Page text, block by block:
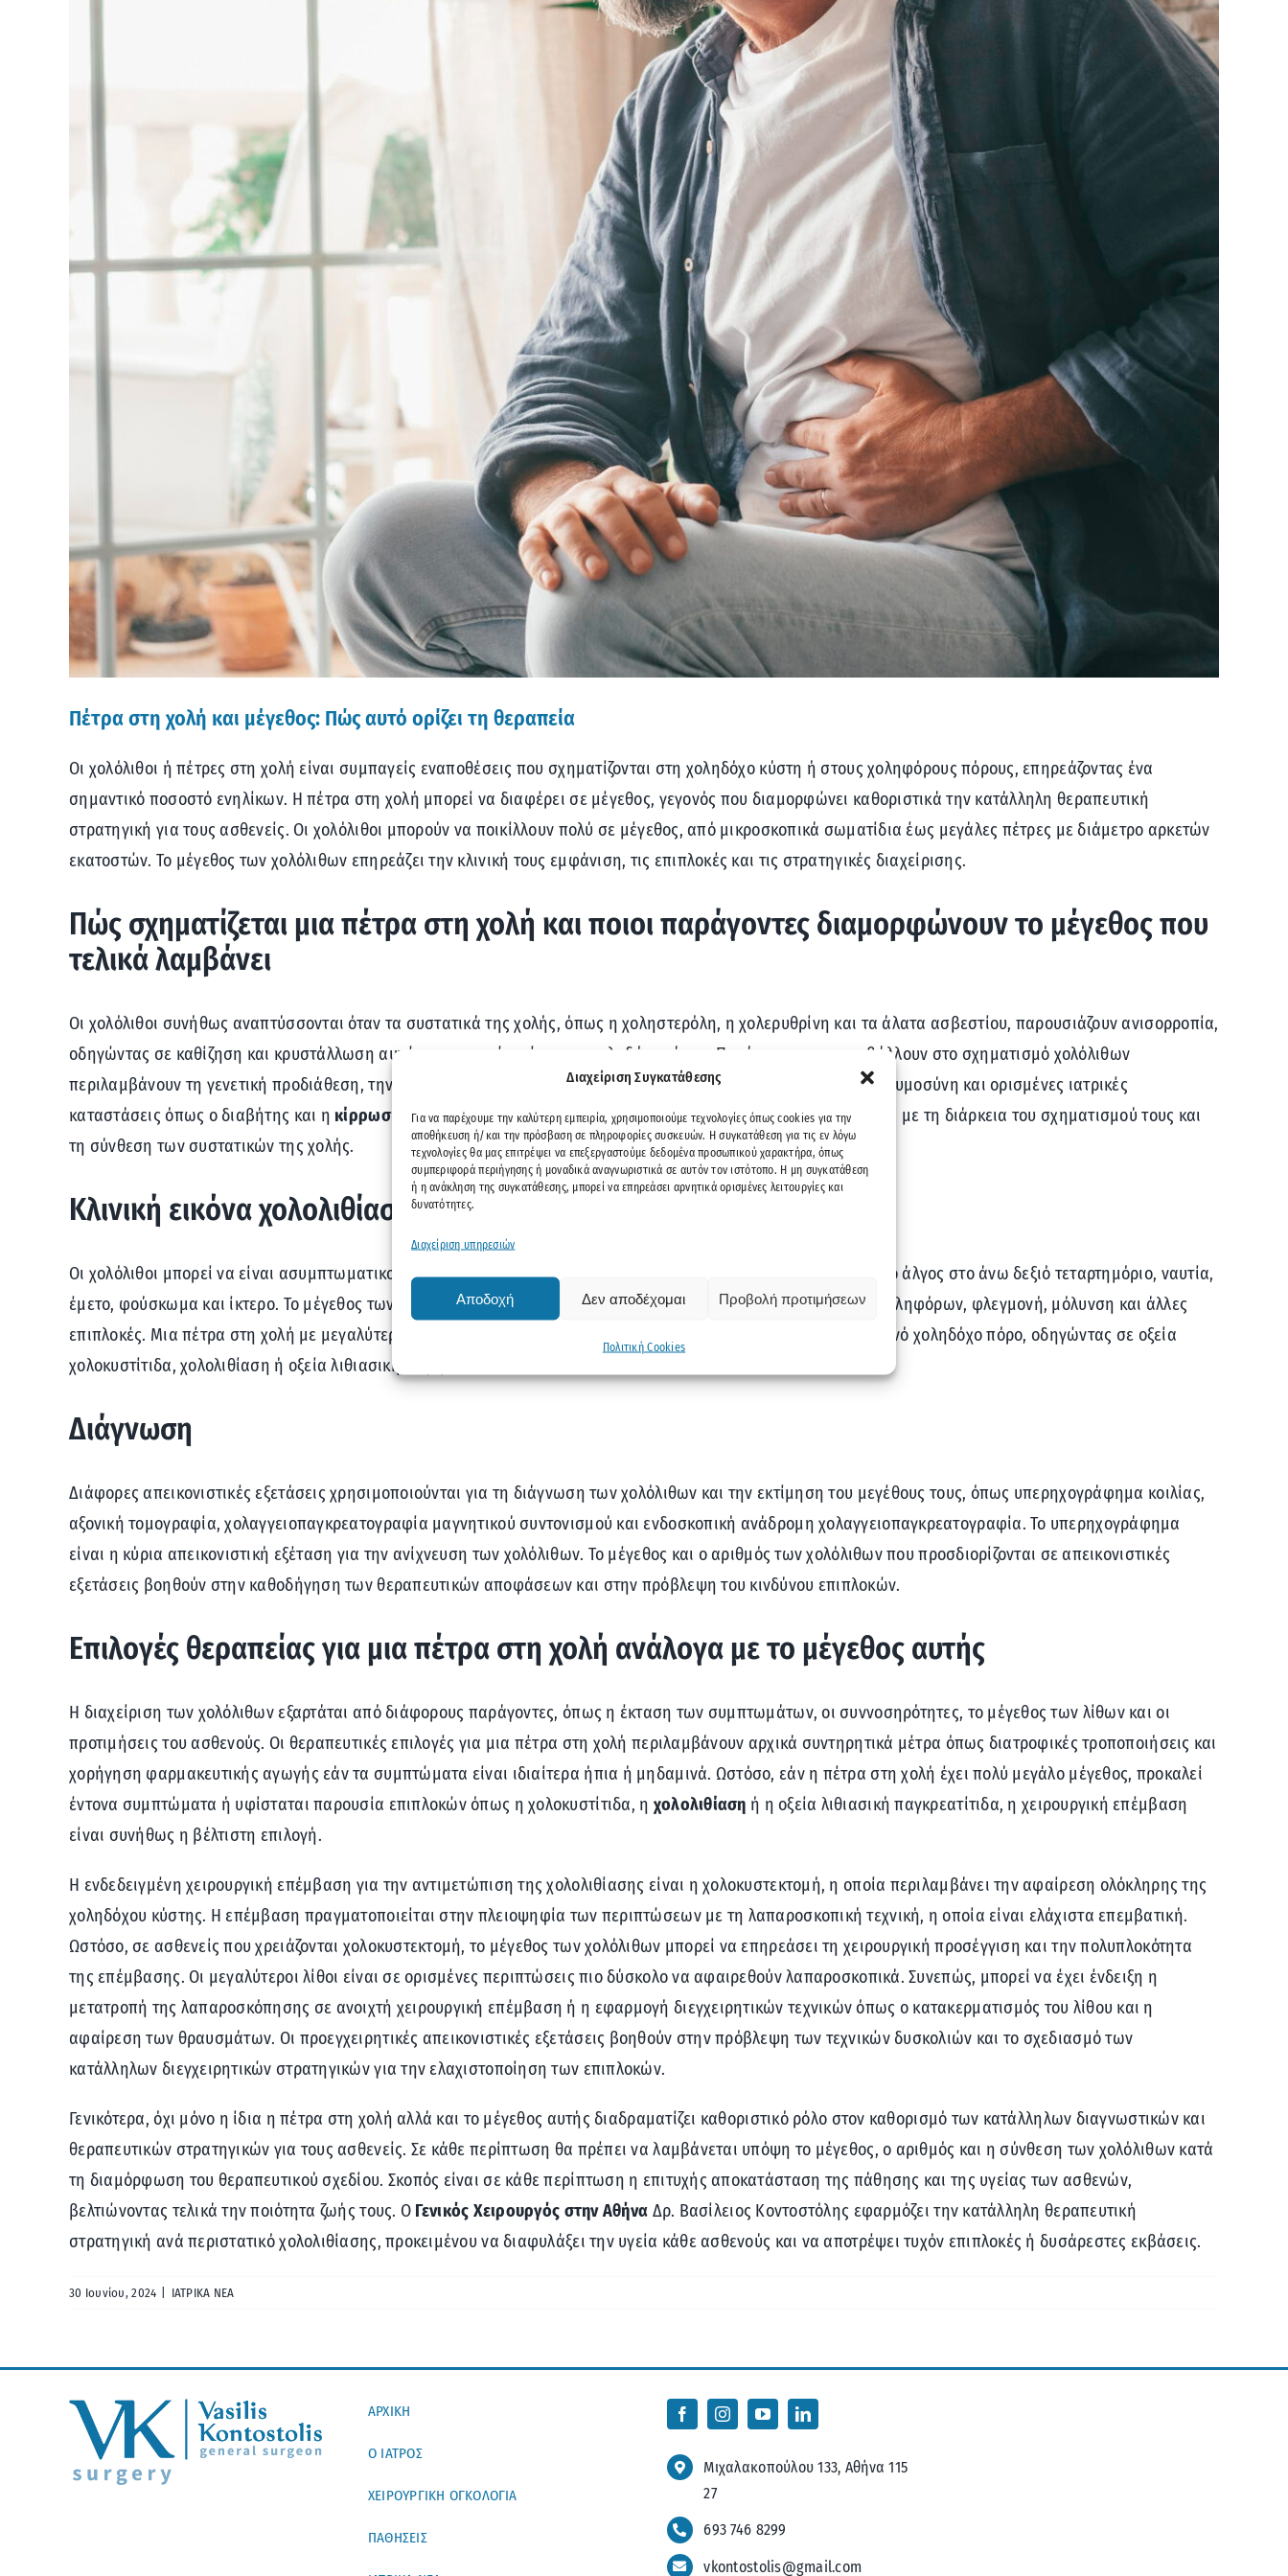
Διαχείριση Συγκατάθεσης
Για να παρέχουμε την καλύτερη εμπειρία, χρησιμοποιούμε τεχνολογίες όπως cookies για την
αποθήκευση ή/και την πρόσβαση σε πληροφορίες συσκευών. Η συγκατάθεση για τις εν λόγω
τεχνολογίες θα μας επιτρέψει να επεξεργαστούμε δεδομένα προσωπικού χαρακτήρα, όπως
συμπεριφορά περιήγησης ή μοναδικά αναγνωριστικά σε αυτόν τον ιστότοπο. Η μη συγκατάθεση
ή η ανάκληση της συγκατάθεσης, μπορεί να επηρεάσει αρνητικά ορισμένες λειτουργίες και
δυνατότητες.
Διαχείριση υπηρεσιών
Αποδοχή Δεν αποδέχομαι Προβολή προτιμήσεων
Πολιτική Cookies
Πέτρα στη χολή και μέγεθος: Πώς αυτό ορίζει τη θεραπεία
Οι χολόλιθοι ή πέτρες στη χολή είναι συμπαγείς εναποθέσεις που σχηματίζονται στη χοληδόχο κύστη ή στους χοληφόρους πόρους, επηρεάζοντας ένα
σημαντικό ποσοστό ενηλίκων. Η πέτρα στη χολή μπορεί να διαφέρει σε μέγεθος, γεγονός που διαμορφώνει καθοριστικά την κατάλληλη θεραπευτική
στρατηγική για τους ασθενείς. Οι χολόλιθοι μπορούν να ποικίλλουν πολύ σε μέγεθος, από μικροσκοπικά σωματίδια έως μεγάλες πέτρες με διάμετρο αρκετών
εκατοστών. Το μέγεθος των χολόλιθων επηρεάζει την κλινική τους εμφάνιση, τις επιπλοκές και τις στρατηγικές διαχείρισης.
Πώς σχηματίζεται μια πέτρα στη χολή και ποιοι παράγοντες διαμορφώνουν το μέγεθος που
τελικά λαμβάνει
Οι χολόλιθοι συνήθως αναπτύσσονται όταν τα συστατικά της χολής, όπως η χοληστερόλη, η χολερυθρίνη και τα άλατα ασβεστίου, παρουσιάζουν ανισορροπία,
οδηγώντας σε καθίζηση και κρυστάλλωση αυτών των ουσιών μέσα στη χοληδόχο κύστη. Παράγοντες που συμβάλλουν στο σχηματισμό χολόλιθων
περιλαμβάνουν τη γενετική προδιάθεση, την παχυσαρκία, την ταχεία απώλεια βάρους, το γυναικείο φύλο, την εγκυμοσύνη και ορισμένες ιατρικές
καταστάσεις όπως ο διαβήτης και ηκίρρωση
του ήπατος. Το μέγεθος των χολόλιθων μπορεί να ποικίλλει ανάλογα με τη διάρκεια του σχηματισμού τους και
τη σύνθεση των συστατικών της χολής.
Κλινική εικόνα χολολιθίασης
Οι χολόλιθοι μπορεί να είναι ασυμπτωματικοί ή να εκδηλωθούν με ένα ευρύ φάσμα συμπτωμάτων, όπως κοιλιακό άλγος στο άνω δεξιό τεταρτημόριο, ναυτία,
έμετο, φούσκωμα και ίκτερο. Το μέγεθος των χολόλιθων επηρεάζει την τάση τους να προκαλούν απόφραξη των χοληφόρων, φλεγμονή, μόλυνση και άλλες
επιπλοκές. Μια πέτρα στη χολή με μεγαλύτερο μέγεθος είναι πιο πιθανό να αποφράξει τον κυστικό πόρο ή τον κοινό χοληδόχο πόρο, οδηγώντας σε οξεία
χολοκυστίτιδα, χολολιθίαση ή οξεία λιθιασική παγκρεατίτιδα.
Διάγνωση
Διάφορες απεικονιστικές εξετάσεις χρησιμοποιούνται για τη διάγνωση των χολόλιθων και την εκτίμηση του μεγέθους τους, όπως υπερηχογράφημα κοιλίας,
αξονική τομογραφία, χολαγγειοπαγκρεατογραφία μαγνητικού συντονισμού και ενδοσκοπική ανάδρομη χολαγγειοπαγκρεατογραφία. Το υπερηχογράφημα
είναι η κύρια απεικονιστική εξέταση για την ανίχνευση των χολόλιθων. Το μέγεθος και ο αριθμός των χολόλιθων που προσδιορίζονται σε απεικονιστικές
εξετάσεις βοηθούν στην καθοδήγηση των θεραπευτικών αποφάσεων και στην πρόβλεψη του κινδύνου επιπλοκών.
Επιλογές θεραπείας για μια πέτρα στη χολή ανάλογα με το μέγεθος αυτής
Η διαχείριση των χολόλιθων εξαρτάται από διάφορους παράγοντες, όπως η έκταση των συμπτωμάτων, οι συννοσηρότητες, το μέγεθος των λίθων και οι
προτιμήσεις του ασθενούς. Οι θεραπευτικές επιλογές για μια πέτρα στη χολή περιλαμβάνουν αρχικά συντηρητικά μέτρα όπως διατροφικές τροποποιήσεις και
χορήγηση φαρμακευτικής αγωγής εάν τα συμπτώματα είναι ιδιαίτερα ήπια ή μηδαμινά. Ωστόσο, εάν η πέτρα στη χολή έχει πολύ μεγάλο μέγεθος, προκαλεί
έντονα συμπτώματα ή υφίσταται παρουσία επιπλοκών όπως η χολοκυστίτιδα, η χολολιθίαση ή η οξεία λιθιασική παγκρεατίτιδα, η χειρουργική επέμβαση
είναι συνήθως η βέλτιστη επιλογή.
Η ενδεδειγμένη χειρουργική επέμβαση για την αντιμετώπιση της χολολιθίασης είναι η χολοκυστεκτομή, η οποία περιλαμβάνει την αφαίρεση ολόκληρης της
χοληδόχου κύστης. Η επέμβαση πραγματοποιείται στην πλειοψηφία των περιπτώσεων με τη λαπαροσκοπική τεχνική, η οποία είναι ελάχιστα επεμβατική.
Ωστόσο, σε ασθενείς που χρειάζονται χολοκυστεκτομή, το μέγεθος των χολόλιθων μπορεί να επηρεάσει τη χειρουργική προσέγγιση και την πολυπλοκότητα
της επέμβασης. Οι μεγαλύτεροι λίθοι είναι σε ορισμένες περιπτώσεις πιο δύσκολο να αφαιρεθούν λαπαροσκοπικά. Συνεπώς, μπορεί να έχει ένδειξη η
μετατροπή της λαπαροσκόπησης σε ανοιχτή χειρουργική επέμβαση ή η εφαρμογή διεγχειρητικών τεχνικών όπως ο κατακερματισμός του λίθου και η
αφαίρεση των θραυσμάτων. Οι προεγχειρητικές απεικονιστικές εξετάσεις βοηθούν στην πρόβλεψη των τεχνικών δυσκολιών και το σχεδιασμό των
κατάλληλων διεγχειρητικών στρατηγικών για την ελαχιστοποίηση των επιπλοκών.
Γενικότερα, όχι μόνο η ίδια η πέτρα στη χολή αλλά και το μέγεθος αυτής διαδραματίζει καθοριστικό ρόλο στον καθορισμό των κατάλληλων διαγνωστικών και
θεραπευτικών στρατηγικών για τους ασθενείς. Σε κάθε περίπτωση θα πρέπει να λαμβάνεται υπόψη το μέγεθος, ο αριθμός και η σύνθεση των χολόλιθων κατά
τη διαμόρφωση του θεραπευτικού σχεδίου. Σκοπός είναι σε κάθε περίπτωση η επιτυχής αποκατάσταση της πάθησης και της υγείας των ασθενών,
βελτιώνοντας τελικά την ποιότητα ζωής τους. Ο Γενικός Χειρουργός στην Αθήνα Δρ. Βασίλειος Κοντοστόλης εφαρμόζει την κατάλληλη θεραπευτική
στρατηγική ανά περιστατικό χολολιθίασης, προκειμένου να διαφυλάξει την υγεία κάθε ασθενούς και να αποτρέψει τυχόν επιπλοκές ή δυσάρεστες εκβάσεις.
30 Ιουνίου, 2024 ΙΑΤΡΙΚΑ ΝΕΑ
ΑΡΧΙΚΗ
Ο ΙΑΤΡΟΣ
ΧΕΙΡΟΥΡΓΙΚΗ ΟΓΚΟΛΟΓΙΑ
ΠΑΘΗΣΕΙΣ
Μιχαλακοπούλου 133, Αθήνα 115
27
693 746 8299
vkontostolis@gmail.com